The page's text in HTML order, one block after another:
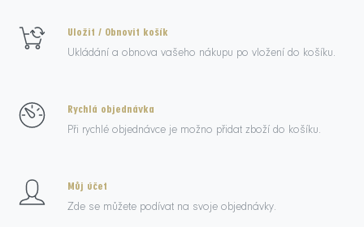
Uložit / Obnovit košík
Ukládání a obnova vašeho nákupu po vložení do košíku.
Rychlá objednávka
Při rychlé objednávce je možno přidat zboží do košíku.
Můj účet
Zde se můžete podívat na svoje objednávky.